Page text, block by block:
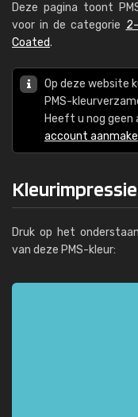
Deze pagina toont
voor in de categorie
Coated.
Op deze website
PMS-
Heeft u nog
account
Kleurimpressie
Druk op het
van deze PMS-kleur: